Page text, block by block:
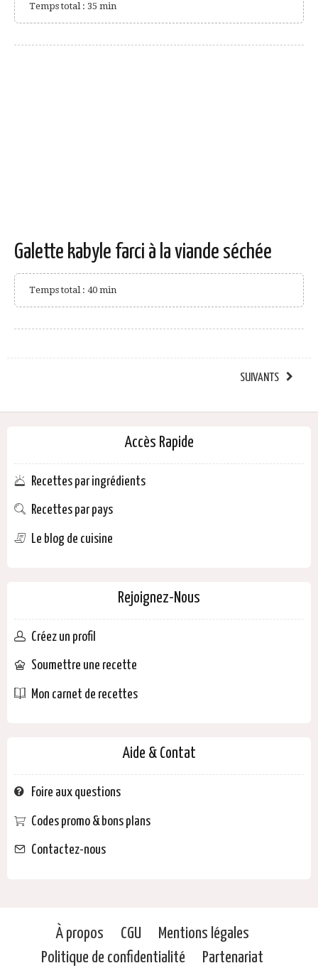
Temps total : 35 min
Galette kabyle farci à la viande séchée
Temps total : 40 min
SUIVANTS
Accès Rapide
Recettes par ingrédients
Recettes par pays
Le blog de cuisine
Rejoignez-Nous
Créez un profil
Soumettre une recette
Mon carnet de recettes
Aide & Contat
Foire aux questions
Codes promo & bons plans
Contactez-nous
À propos CGU
Mentions légales
Politique de confidentialité
Partenariat